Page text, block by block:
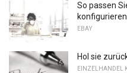
So passen
EBAY
Hol sie
EINZELHANDEL